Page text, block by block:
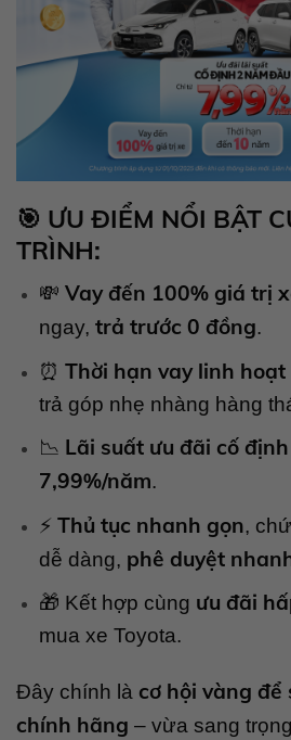
🎯 ƯU ĐIỂM NỔI BẬT
TRÌNH:
💸 Vay đến 100% giá trị
ngay, trả trước 0 đồng.
⏰ Thời hạn vay linh
trả góp nhẹ nhàng hàng
📉 Lãi suất ưu đãi cố
7,99%/năm.
⚡ Thủ tục nhanh gọn,
dễ dàng, phê duyệt
🎁 Kết hợp cùng ưu đãi
mua xe Toyota.
Đây chính là cơ hội vàng để
chính hãng – vừa sang